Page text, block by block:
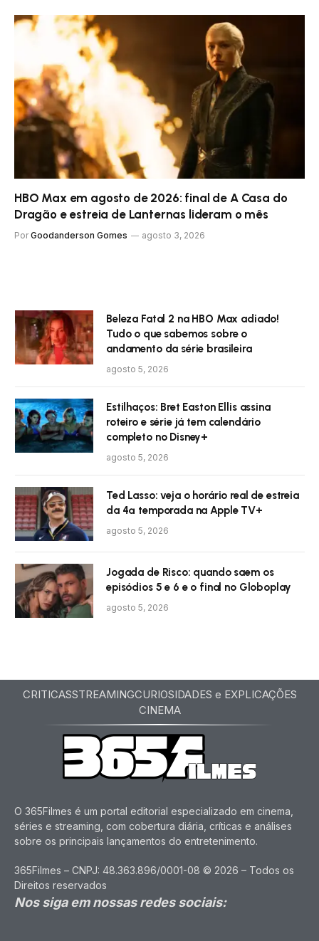
HBO Max em agosto de 2026: final de A Casa do
Dragão e estreia de Lanternas lideram o mês
Por Goodanderson Gomes agosto 3, 2026
Beleza Fatal 2 na HBO Max adiado!
Tudo o que sabemos sobre o
andamento da série brasileira
agosto 5, 2026
Estilhaços: Bret Easton Ellis assina
roteiro e série já tem calendário
completo no Disney+
agosto 5, 2026
Ted Lasso: veja o horário real de estreia
da 4ª temporada na Apple TV+
agosto 5, 2026
Jogada de Risco: quando saem os
episódios 5 e 6 e o final no Globoplay
agosto 5, 2026
CRITICASSTREAMINGCURIOSIDADES e EXPLICAÇÕES
CINEMA
O 365Filmes é um portal editorial especializado em cinema,
séries e streaming, com cobertura diária, críticas e análises
sobre os principais lançamentos do entretenimento.
365Filmes – CNPJ: 48.363.896/0001-08 © 2026 – Todos os
Direitos reservados
Nos siga em nossas redes sociais: